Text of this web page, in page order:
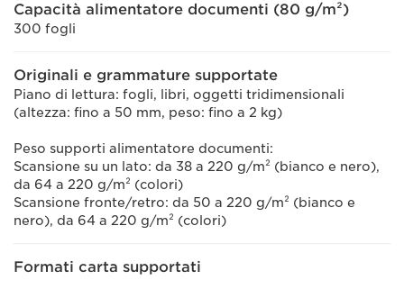
Capacità alimentatore documenti (80 g/m²)
300 fogli
Originali e grammature supportate
Piano di lettura: fogli, libri, oggetti tridimensionali
(altezza: fino a 50 mm, peso: fino a 2 kg)
Peso supporti alimentatore documenti:
Scansione su un lato: da 38 a 220 g/m² (bianco e nero),
da 64 a 220 g/m² (colori)
Scansione fronte/retro: da 50 a 220 g/m² (bianco e
nero), da 64 a 220 g/m² (colori)
Formati carta supportati